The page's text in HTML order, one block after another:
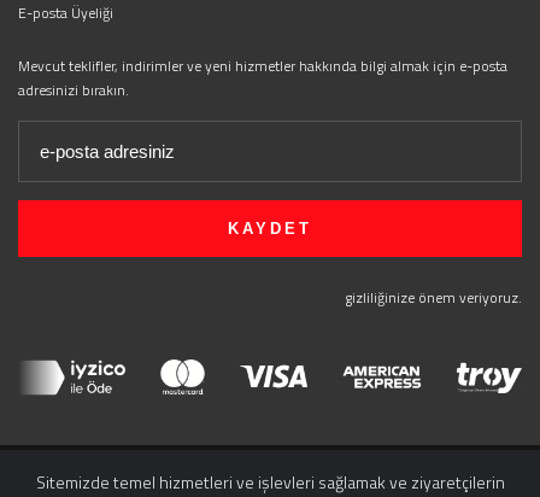
E-posta Üyeliği
Mevcut teklifler, indirimler ve yeni hizmetler hakkında bilgi almak için e-posta
adresinizi bırakın.
gizliliğinize önem veriyoruz.
SITE HARITASI
Sitemizde temel hizmetleri ve işlevleri sağlamak ve ziyaretçilerin